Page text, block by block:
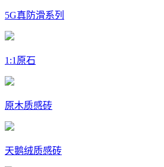
5G真防滑系列
1:1原石
原木质感砖
天鹅绒质感砖